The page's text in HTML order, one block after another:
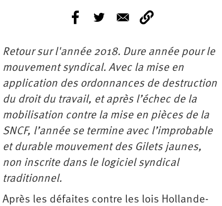
Retour sur l'année 2018. Dure année pour le
mouvement syndical. Avec la mise en
application des ordonnances de destruction
du droit du travail, et après l’échec de la
mobilisation contre la mise en pièces de la
SNCF, l’année se termine avec l’improbable
et durable mouvement des Gilets jaunes,
non inscrite dans le logiciel syndical
traditionnel.
Après les défaites contre les lois Hollande-